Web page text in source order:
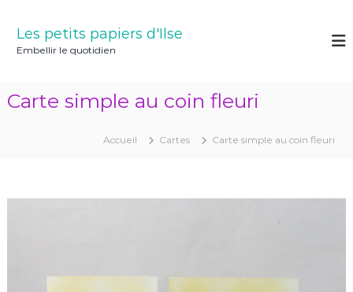
Les petits papiers d'Ilse
Embellir le quotidien
Carte simple au coin fleuri
Accueil Cartes Carte simple au coin fleuri